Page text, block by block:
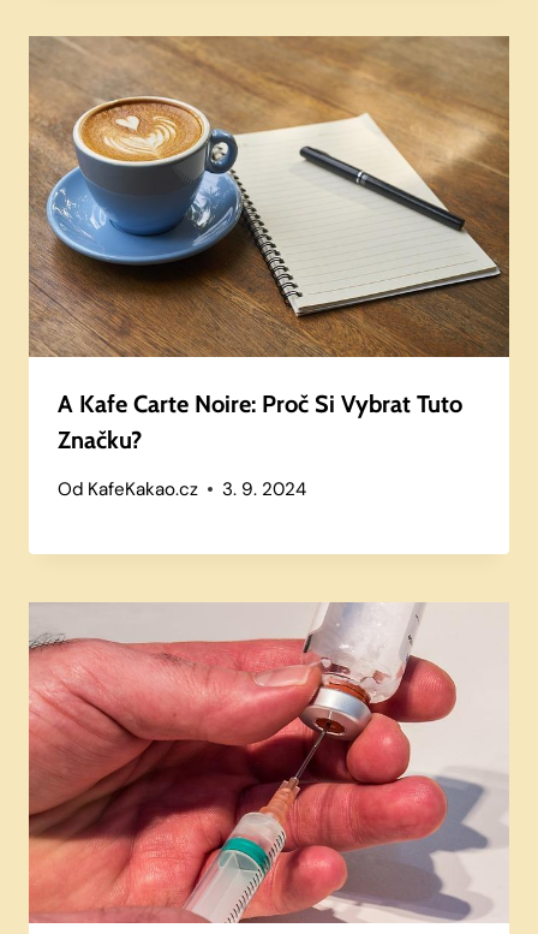
A Kafe Carte Noire: Proč Si Vybrat Tuto
Značku?
Od KafeKakao.cz 3. 9. 2024